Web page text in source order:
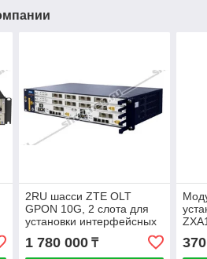
2RU шасси ZTE OLT
GPON 10G, 2 слота для
установки интерфейсных
модулей, 8 GPON портов,
DC
1 780 000₸